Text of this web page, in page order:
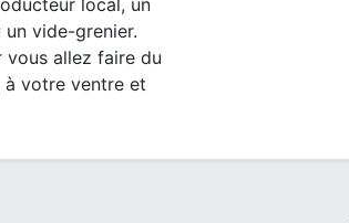
local, un
vide-grenier.
allez faire du
à votre ventre et